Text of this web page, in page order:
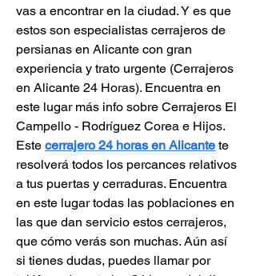
vas a encontrar en la ciudad. Y es que
estos son especialistas cerrajeros de
persianas en Alicante con gran
experiencia y trato urgente (Cerrajeros
en Alicante 24 Horas). Encuentra en
este lugar más info sobre Cerrajeros El
Campello - Rodríguez Corea e Hijos.
Este cerrajero 24 horas en Alicante te
resolverá todos los percances relativos
a tus puertas y cerraduras. Encuentra
en este lugar todas las poblaciones en
las que dan servicio estos cerrajeros,
que cómo verás son muchas. Aún así
si tienes dudas, puedes llamar por